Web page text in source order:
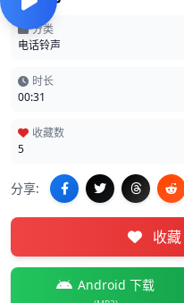
分类
电话铃声
时长
00:31
收藏数
5
分享:
收藏
Android 下载